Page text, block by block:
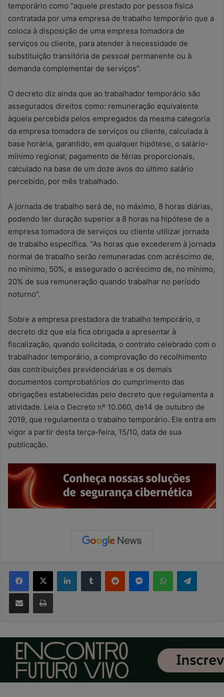
temporário como “aquele prestado por pessoa física
contratada por uma empresa de trabalho temporário que a
coloca à disposição de uma empresa tomadora de
serviços ou cliente, para atender à necessidade de
substituição transitória de pessoal permanente ou à
demanda complementar de serviços”.
O decreto diz ainda que ao trabalhador temporário são
assegurados direitos como: remuneração equivalente
àquela percebida pelos empregados da mesma categoria
da empresa tomadora de serviços ou cliente, calculada à
base horária, garantido, em qualquer hipótese, o salário-
mínimo regional; pagamento de férias proporcionais,
calculado na base de um doze avos do último salário
percebido, por mês trabalhado.
A jornada de trabalho será de, no máximo, 8 horas diárias,
podendo ter duração superior a 8 horas na hipótese de a
empresa tomadora de serviços ou cliente utilizar jornada
de trabalho específica. “As horas que excederem à jornada
normal de trabalho serão remuneradas com acréscimo de,
no mínimo, 50%, e assegurado o acréscimo de, no mínimo,
20% de sua remuneração quando trabalhar no período
noturno”.
Sobre a empresa prestadora de trabalho temporário, o
decreto diz que ela fica obrigada a apresentar à
fiscalização, quando solicitada, o contrato celebrado com o
trabalhador temporário, a comprovação do recolhimento
das contribuições previdenciárias e os demais
documentos comprobatórios do cumprimento das
obrigações estabelecidas pelo decreto que regulamenta a
atividade. Leia o Decreto nº 10.060, de14 de outubro de
2019, que regulamenta o trabalho temporário. Ele entra em
vigor a partir desta terça-feira, 15/10, data de sua
publicação.